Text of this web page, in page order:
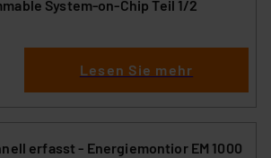
System-on-Chip Teil 1/2
Lesen Sie mehr
erfasst - Energiemontior EM 1000